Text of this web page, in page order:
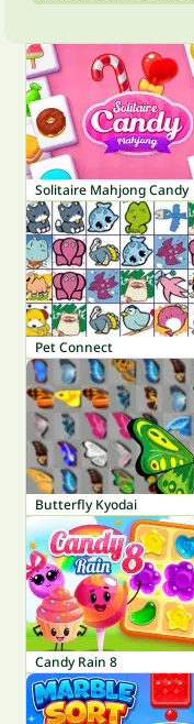
Solitaire Mahjong Candy
Pet Connect
Butterfly Kyodai
Candy Rain 8